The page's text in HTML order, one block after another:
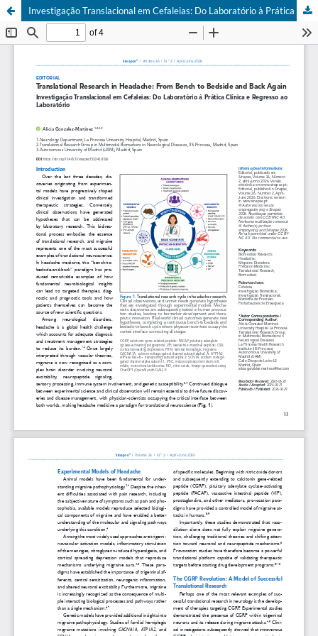
Investigação Translacional em Cefaleias: Do Laboratório à Prática Clínica e Regresso ao Laboratório